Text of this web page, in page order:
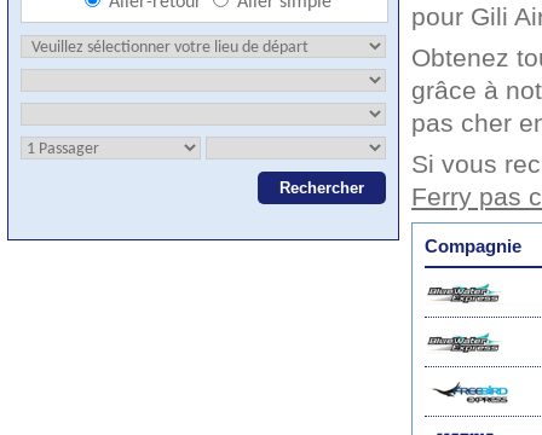
pour Gili
Obtenez
grâce à
pas cher
Si vous
Ferry pas
Compagnie